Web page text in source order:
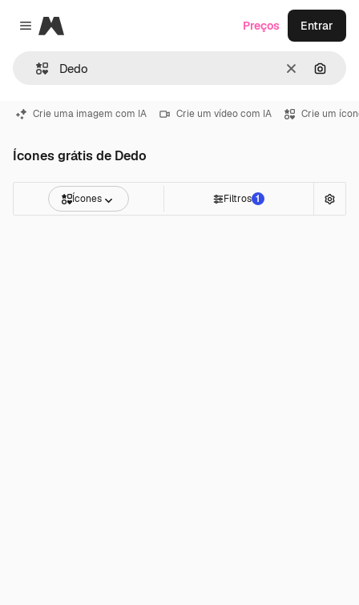
Close menu
Magnific
Limpar
Preços Entrar
Crie uma imagem com IA Crie um vídeo com IA Crie um
Ícones grátis de Dedo
Ícones Filtros 1